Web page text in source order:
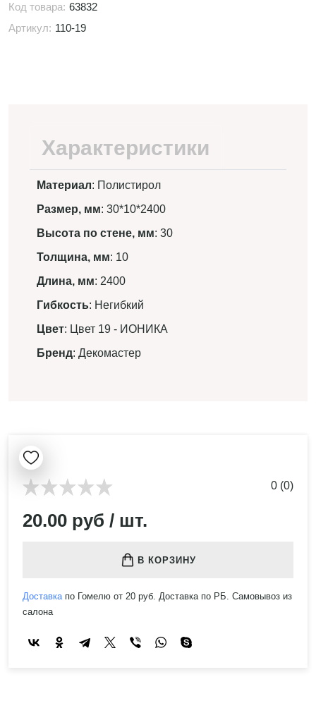
Код товара: 63832
Артикул: 110-19
Характеристики
Материал: Полистирол
Размер, мм: 30*10*2400
Высота по стене, мм: 30
Толщина, мм: 10
Длина, мм: 2400
Гибкость: Негибкий
Цвет: Цвет 19 - ИОНИКА
Бренд: Декомастер
0 (0)
20.00 руб / шт.
В КОРЗИНУ
Доставкапо Гомелю от 20 руб. Доставка по РБ. Самовывоз из
салона